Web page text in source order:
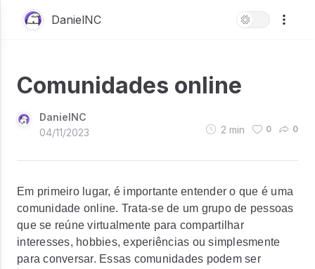
DanielNC
Comunidades online
DanielNC
04/11/2023
2 min 0 0
Em primeiro lugar, é importante entender o que é uma
comunidade online. Trata-se de um grupo de pessoas
que se reúne virtualmente para compartilhar
interesses, hobbies, experiências ou simplesmente
para conversar. Essas comunidades podem ser